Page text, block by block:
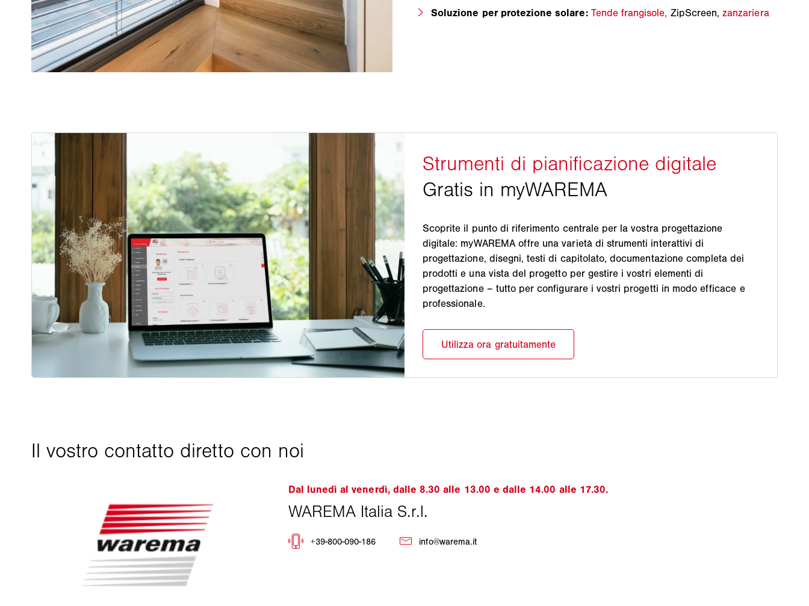
Soluzione per protezione solare: Tende frangisole, ZipScreen,zanzariera
Scoprite il punto di riferimento centrale per la vostra progettazione
digitale: myWAREMA offre una varietà di strumenti interattivi di
progettazione, disegni, testi di capitolato, documentazione completa dei
prodotti e una vista del progetto per gestire i vostri elementi di
progettazione – tutto per configurare i vostri progetti in modo efficace e
professionale.